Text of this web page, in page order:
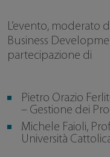
L’evento, moderato
Business
partecipazione di
Pietro Orazio
– Gestione dei
Michele Faioli,
Università